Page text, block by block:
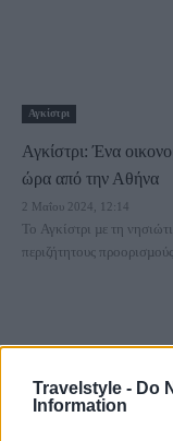
Travelstyle - Do
Information
Αγκίστρι
Αγκίστρι: Ένα
ώρα από την Αθήνα
2 Μαΐου 2024, 12:14
Το Αγκίστρι µε τη
περιζήτητους